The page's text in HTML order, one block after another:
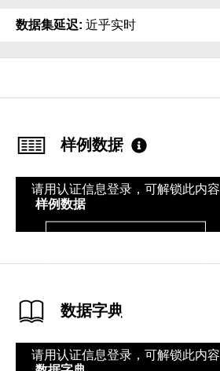
数据集延迟 近乎实时
样例数据
样例数据
请用认证信息登录，可解锁此内容
数据字典
请用认证信息登录，可解锁此内容